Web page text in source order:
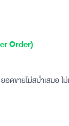
Order)
ดขายไม่สม่ำเสมอ ไ